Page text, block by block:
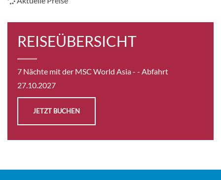
REISEÜBERSICHT
7 Nächte mit der MSC World Asia - - Abfahrt
27.10.2027
JETZT BUCHEN